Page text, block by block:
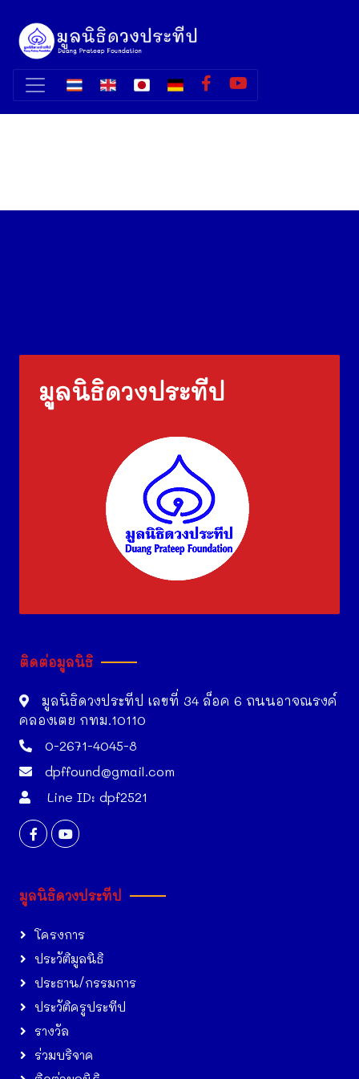
มูลนิธิดวงประทีป
ติดต่อมูลนิธิ
มูลนิธิดวงประทีป เลขที่ 34 ล็อค 6 ถนนอาจณรงค์
คลองเตย กทม.10110
0-2671-4045-8
dpffound@gmail.com
Line ID: dpf2521
มูลนิธิดวงประทีป
โครงการ
ประวัติมูลนิธิ
ประธาน/กรรมการ
ประวัติครูประทีป
รางวัล
ร่วมบริจาค